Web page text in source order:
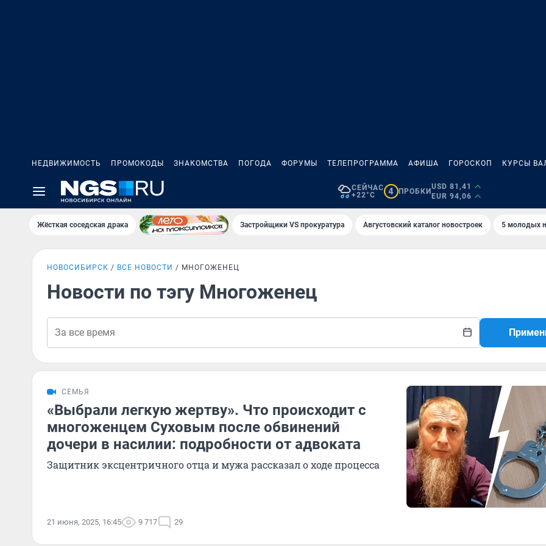
НЕДВИЖИМОСТЬ ПРОМОКОДЫ ЗНАКОМСТВА ПОГОДА ФОРУМЫ ТЕЛЕПРОГРАММА АФИША ГОРОСКОП КУРСЫ
СЕЙЧАС
+22°C
4 ПРОБКИ
USD 81,41
EUR 94,06
Жёсткая соседская драка Застройщики VS прокуратура Августовский каталог новостроек 5 молодых
НОВОСИБИРСК ВСЕ НОВОСТИ МНОГОЖЕНЕЦ
Новости по тэгу Многоженец
СЕМЬЯ
«Выбрали легкую жертву». Что происходит с
многоженцем Суховым после обвинений
дочери в насилии: подробности от адвоката
Защитник эксцентричного отца и мужа рассказал о ходе процесса
21 июня, 2025, 16:45 9 717 29